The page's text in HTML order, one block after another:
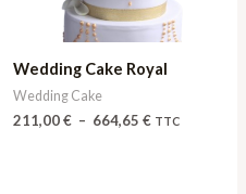
Wedding Cake Royal
Wedding Cake
211,00€ – 664,65 € TTC